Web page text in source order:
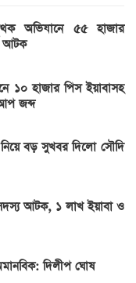
অভিযানে ৫৫ হাজার
আটক
১০ হাজার পিস ইয়াবাসহ
জব্দ
নিয়ে বড় সুখবর দিলো সৌদি
সদস্য আটক, ১ লাখ ইয়াবা ও
দিলীপ ঘোষ